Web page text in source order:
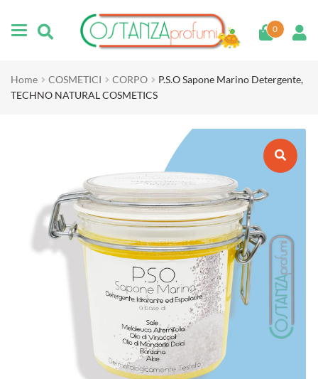
alla
navigazione
al
contenuto
0
Home COSMETICI CORPO
P.S.O Sapone Marino Detergente,
TECHNO NATURAL COSMETICS